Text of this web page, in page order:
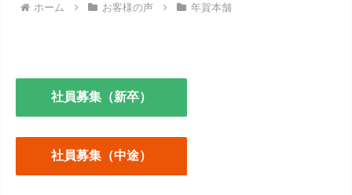
ホーム お客様の声 年賀本舗
社員募集（新卒）
社員募集（中途）